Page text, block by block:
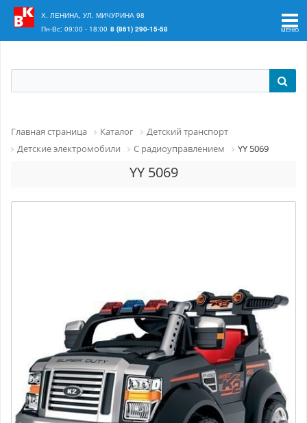
Ваш регион:
Х. ЛЕНИНА, УЛ. МИЧУРИНА 98
Пн-Вс: 09:00 - 18:00 8 (861) 290-15-58
Главная страница Каталог
Детский транспорт
Детские электромобили
С радиоуправлением YY 5069
YY 5069